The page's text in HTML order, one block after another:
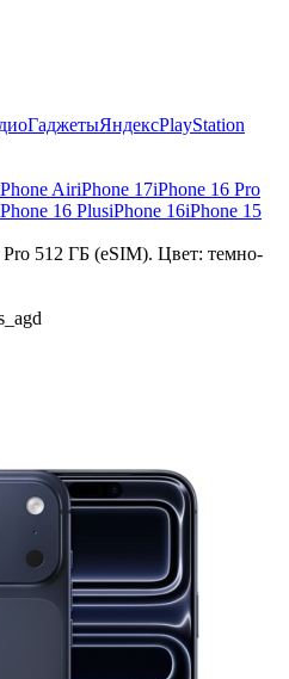
ГаджетыЯндексPlayStation
AiriPhone 17iPhone 16 Pro
16 PlusiPhone 16iPhone 15
512 ГБ (eSIM). Цвет: темно-